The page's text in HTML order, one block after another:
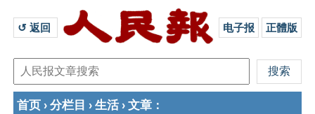
↺ 返回 电子报 正體版
首页 › 分栏目 › 生活 › 文章 ：